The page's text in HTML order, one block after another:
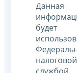
Данная
будет
налоговой